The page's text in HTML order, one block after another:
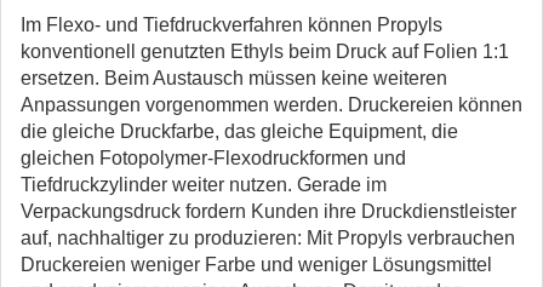
Im Flexo- und Tiefdruckverfahren können Propyls
konventionell genutzten Ethyls beim Druck auf Folien 1:1
ersetzen. Beim Austausch müssen keine weiteren
Anpassungen vorgenommen werden. Druckereien können
die gleiche Druckfarbe, das gleiche Equipment, die
gleichen Fotopolymer-Flexodruckformen und
Tiefdruckzylinder weiter nutzen. Gerade im
Verpackungsdruck fordern Kunden ihre Druckdienstleister
auf, nachhaltiger zu produzieren: Mit Propyls verbrauchen
Druckereien weniger Farbe und weniger Lösungsmittel